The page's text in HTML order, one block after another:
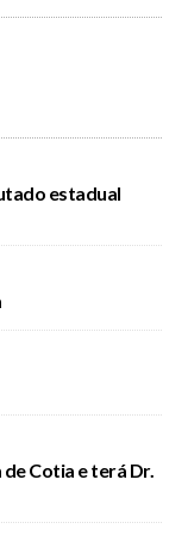
estadual
de Cotia e terá Dr.